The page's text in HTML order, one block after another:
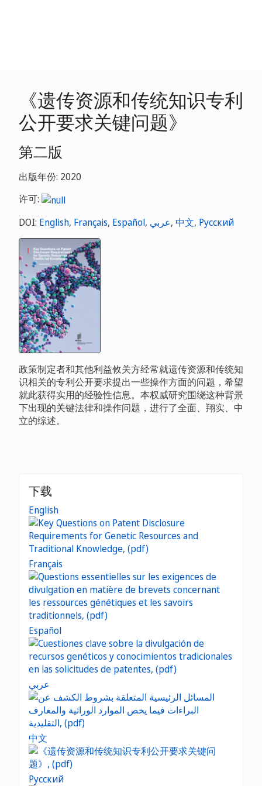
《遗传资源和传统知识专利
公开要求关键问题》
第二版
出版年份: 2020
许可:
DOI: English, Français, Español, عربي, 中文, Русский
政策制定者和其他利益攸关方经常就遗传资源和传统知
识相关的专利公开要求提出一些操作方面的问题，希望
就此获得实用的经验性信息。本权威研究围绕这种背景
下出现的关键法律和操作问题，进行了全面、翔实、中
立的综述。
下载
English
Français
Español
عربي
中文
Русский